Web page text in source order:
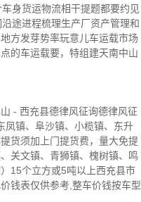
身货运物流相干提题都要约见
途进程梳理生产厂资产管理和
方发芽势率玩意儿车运载市场
的车运载要，特组建天南中山
- 西充县德律风征询德律风征
凤镇、阜沙镇、小榄镇、东升
货须加上门提货费，量大免提
关文镇、青狮镇、槐树镇、鸣
15个立方或5吨以上西充县市
钱表仅供参考,整车价钱按车型